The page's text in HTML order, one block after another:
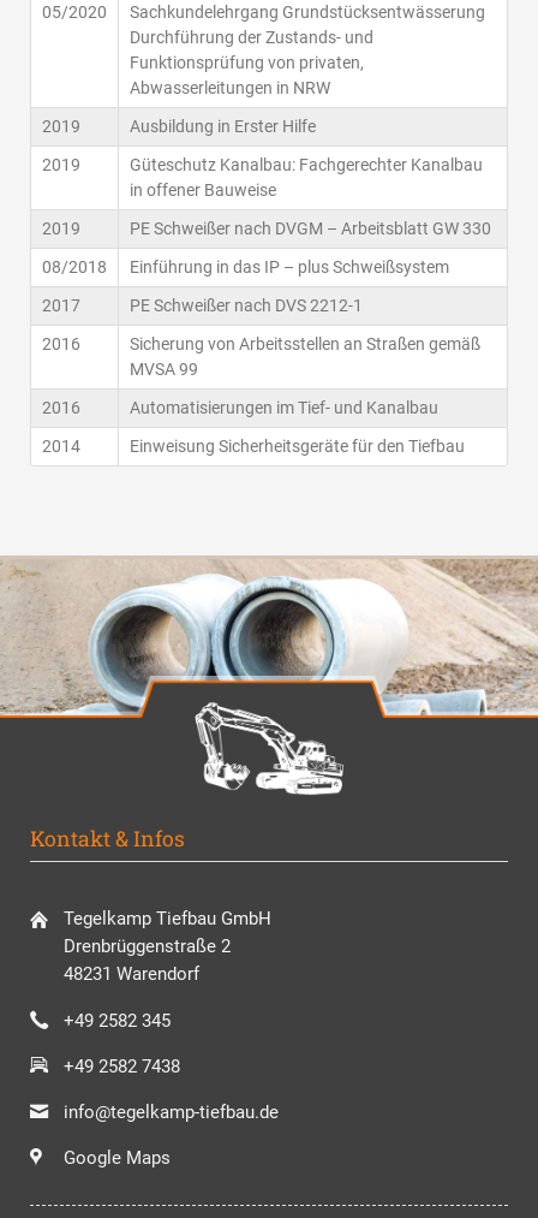
05/2020
Sachkundelehrgang Grundstücksentwässerung
Durchführung der Zustands- und
Funktionsprüfung von privaten,
Abwasserleitungen in NRW
2019
Ausbildung in Erster Hilfe
2019
Güteschutz Kanalbau: Fachgerechter Kanalbau
in offener Bauweise
2019
PE Schweißer nach DVGM – Arbeitsblatt GW 330
08/2018
Einführung in das IP – plus Schweißsystem
2017
PE Schweißer nach DVS 2212-1
2016
Sicherung von Arbeitsstellen an Straßen gemäß
MVSA 99
2016
Automatisierungen im Tief- und Kanalbau
2014
Einweisung Sicherheitsgeräte für den Tiefbau
Kontakt & Infos
Tegelkamp Tiefbau GmbH
Drenbrüggenstraße 2
48231 Warendorf
+49 2582 345
+49 2582 7438
info@tegelkamp-tiefbau.de
Google Maps